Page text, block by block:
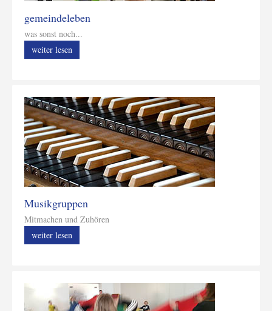
gemeindeleben
was sonst noch...
weiter lesen
Musikgruppen
Mitmachen und Zuhören
weiter lesen